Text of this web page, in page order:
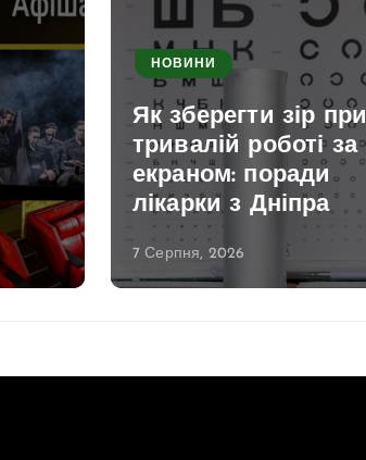
НОВИНИ
Як зберегти зір при
тривалій роботі за
екраном: поради
лікарки з Дніпра
7 Серпня, 2026